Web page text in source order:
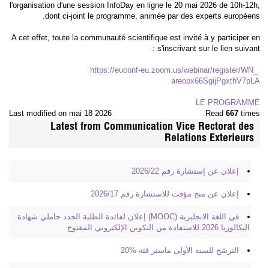
l'organisation d'une session InfoDay en ligne le 20 mai 2026 de 10h-12h,
dont ci-joint le programme, animée par des experts européens.
A cet effet, toute la communauté scientifique est invité à y participer en
s'inscrivant sur le lien suivant :
https://euconf-eu.zoom.us/webinar/register/WN_
areopx66SgijPgxthV7pLA
LE PROGRAMME
Read 667 times
Last modified on mai 18 2026
Latest from Communication Vice Rectorat des
Relations Exterieurs
إعلان عن إستشارة رقم 2026/22
إعلان عن منح مؤقت للاستشارة رقم 2026/17
في اللغة الانجليزية (MOOC) إعلان لفائدة الطلبة الجدد حاملي شهادة
البكالوريا 2026 للاستفادة من التكوين الإلكتروني المفتوح
الترشح للسنة الأولى ماستر فئة %20